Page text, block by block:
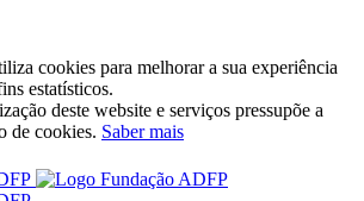
cookies para melhorar a sua experiência
estatísticos.
deste website e serviços pressupõe a
de cookies. Saber mais